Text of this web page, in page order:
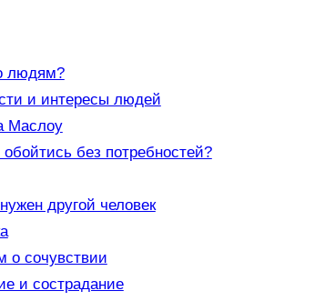
людям?
и интересы людей
Маслоу
без потребностей?
другой человек
о сочувствии
и сострадание